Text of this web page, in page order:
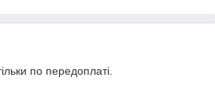
по передоплаті.